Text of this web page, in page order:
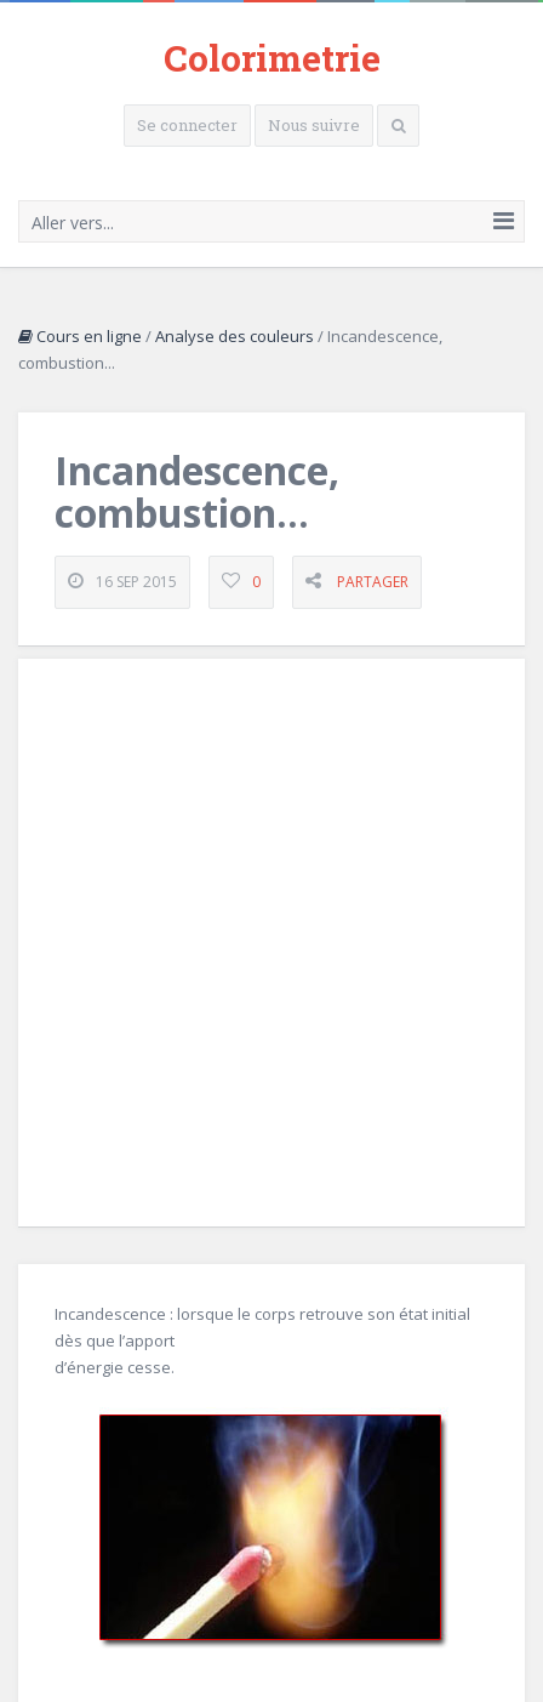
Colorimetrie
Se connecter Nous suivre
Aller vers...
Cours en ligne /Analyse des couleurs / Incandescence,
combustion...
Incandescence,
combustion...
16 SEP 2015 0 PARTAGER
Incandescence : lorsque le corps retrouve son état initial
dès que l’apport
d’énergie cesse.